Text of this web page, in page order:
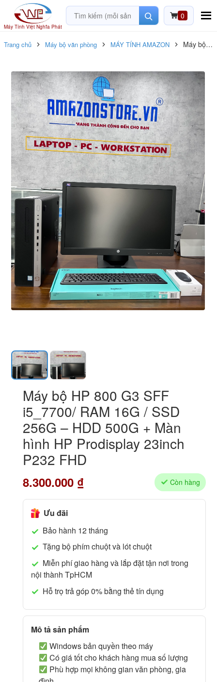
Máy Tính Việt Nghĩa Phát
0
Trang chủ Máy bộ văn phòng MÁY TÍNH AMAZON
Máy bộ
i5_7700/
RAM 16G
/ SSD
256G –
HDD
500G +
Màn hình
HP
Prodisplay
23inch
P232
FHD
Máy bộ HP 800 G3 SFF
i5_7700/ RAM 16G / SSD
256G – HDD 500G + Màn
hình HP Prodisplay 23inch
P232 FHD
8.300.000 ₫ Còn hàng
Ưu đãi
Bảo hành 12 tháng
Tặng bộ phím chuột và lót chuột
Miễn phí giao hàng và lắp đặt tận nơi trong
nội thành TpHCM
Hỗ trọ trả góp 0% bằng thẻ tín dụng
Mô tả sản phẩm
Windows bản quyền theo máy
Có giá tốt cho khách hàng mua số lượng
Phù hợp mọi không gian văn phòng, gia